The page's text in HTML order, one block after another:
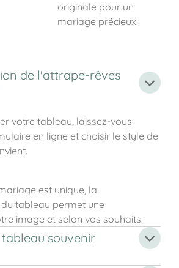
originale pour un
mariage précieux.
de l'attrape-rêves
votre tableau, laissez-vous
en ligne et choisir le style de
est unique, la
tableau permet une
image et selon vos souhaits.
souvenir